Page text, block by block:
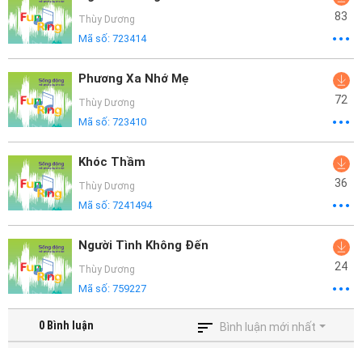
Thùy Dương
Mã số: 723414
83
Phương Xa Nhớ Mẹ
Thùy Dương
Mã số: 723410
72
Khóc Thầm
Thùy Dương
Mã số: 7241494
36
Người Tình Không Đến
Thùy Dương
Mã số: 759227
24
0 Bình luận Bình luận mới nhất